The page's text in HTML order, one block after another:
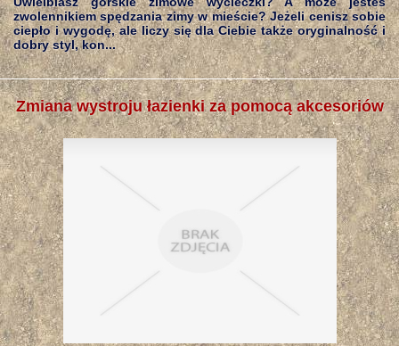
zwolennikiem spędzania zimy w mieście? Jeżeli cenisz sobie
ciepło i wygodę, ale liczy się dla Ciebie także oryginalność i
dobry styl, kon...
Zmiana wystroju łazienki za pomocą akcesoriów